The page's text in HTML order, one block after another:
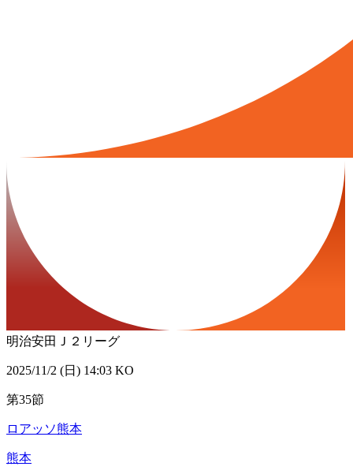
明治安田Ｊ２リーグ
2025/11/2 (日) 14:03 KO
第35節
ロアッソ熊本
熊本